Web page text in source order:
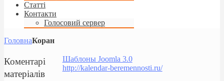
Статті
Контакти
Голосовий сервер
ГоловнаКоран
Шаблоны Joomla 3.0
http://kalendar-beremennosti.ru/
Коментарі
матеріалів